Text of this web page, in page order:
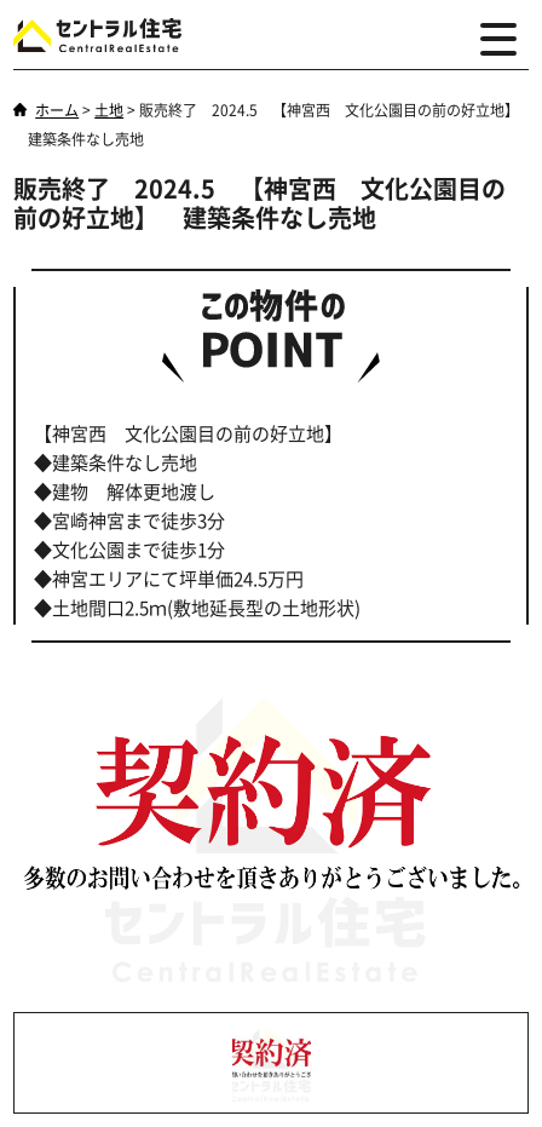
ホーム > 土地> 販売終了 2024.5 【神宮西 文化公園目の前の好立地】
建築条件なし売地
販売終了 2024.5 【神宮西 文化公園目の
前の好立地】 建築条件なし売地
【神宮西 文化公園目の前の好立地】
◆建築条件なし売地
◆建物 解体更地渡し
◆宮崎神宮まで徒歩3分
◆文化公園まで徒歩1分
◆神宮エリアにて坪単価24.5万円
◆土地間口2.5ｍ(敷地延長型の土地形状)